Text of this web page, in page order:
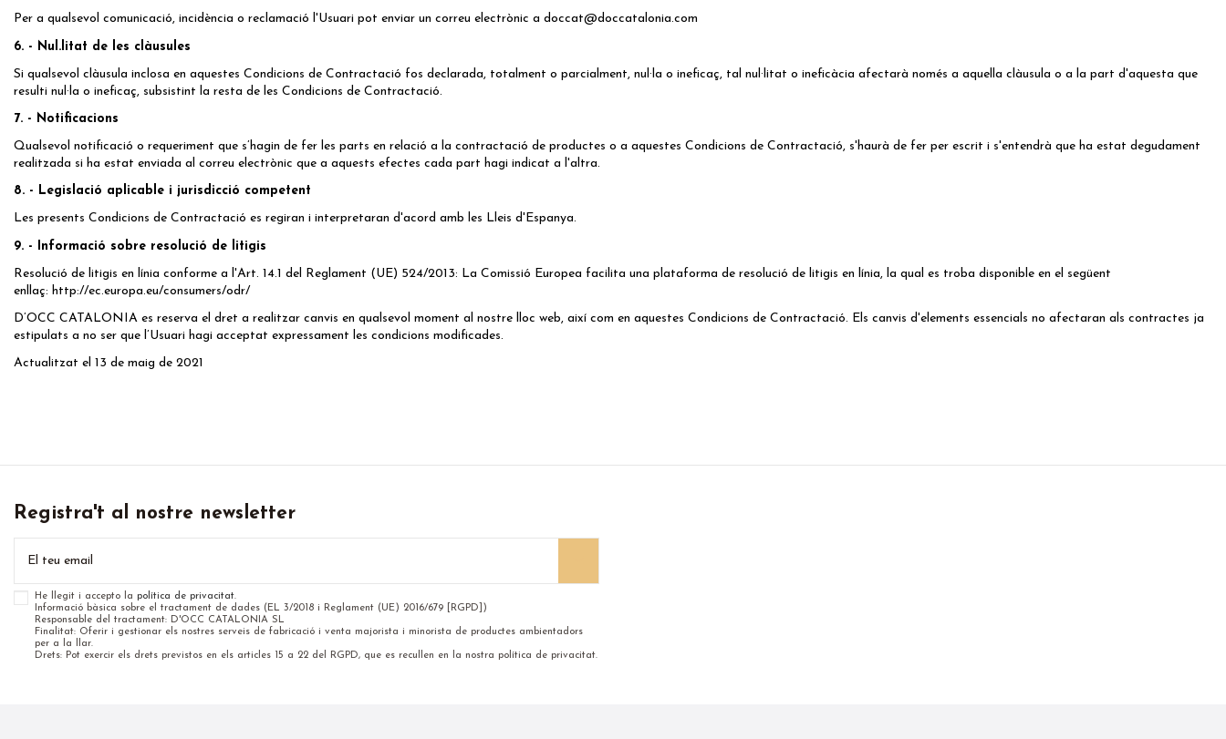
Per a qualsevol comunicació, incidència o reclamació l'Usuari pot enviar un correu electrònic a doccat@doccatalonia.com
6. - Nul.litat de les clàusules
Si qualsevol clàusula inclosa en aquestes Condicions de Contractació fos declarada, totalment o parcialment, nul·la o ineficaç, tal nul·litat o ineficàcia afectarà només a aquella clàusula o a la part d'aquesta que
resulti nul·la o ineficaç, subsistint la resta de les Condicions de Contractació.
7. - Notificacions
Qualsevol notificació o requeriment que s’hagin de fer les parts en relació a la contractació de productes o a aquestes Condicions de Contractació, s'haurà de fer per escrit i s'entendrà que ha estat degudament
realitzada si ha estat enviada al correu electrònic que a aquests efectes cada part hagi indicat a l'altra.
8. - Legislació aplicable i jurisdicció competent
Les presents Condicions de Contractació es regiran i interpretaran d'acord amb les Lleis d'Espanya.
9. - Informació sobre resolució de litigis
Resolució de litigis en línia conforme a l'Art. 14.1 del Reglament (UE) 524/2013: La Comissió Europea facilita una plataforma de resolució de litigis en línia, la qual es troba disponible en el següent
enllaç: http://ec.europa.eu/consumers/odr/
D’OCC CATALONIA es reserva el dret a realitzar canvis en qualsevol moment al nostre lloc web, així com en aquestes Condicions de Contractació. Els canvis d'elements essencials no afectaran als contractes ja
estipulats a no ser que l’Usuari hagi acceptat expressament les condicions modificades.
Actualitzat el 13 de maig de 2021
Registra't al nostre newsletter
He llegit i accepto la política de privacitat.
Informació bàsica sobre el tractament de dades (EL 3/2018 i Reglament (UE) 2016/679 [RGPD])
Responsable del tractament: D'OCC CATALONIA SL
Finalitat: Oferir i gestionar els nostres serveis de fabricació i venta majorista i minorista de productes ambientadors
per a la llar.
Drets: Pot exercir els drets previstos en els articles 15 a 22 del RGPD, que es recullen en la nostra política de privacitat.